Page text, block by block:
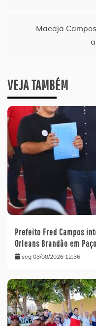
Maedja
VEJA TAMBÉM
Prefeito Fred Campos
Orleans Brandão em
seg 03/08/2026 12:36